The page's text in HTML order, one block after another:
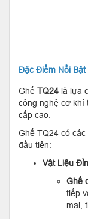
Đặc Điểm Nổi Bật
Ghế TQ24 là lựa
công nghệ cơ khí
cấp cao.
Ghế TQ24 có
đầu tiên:
Vật Liệu
Ghế
tiếp
mại,